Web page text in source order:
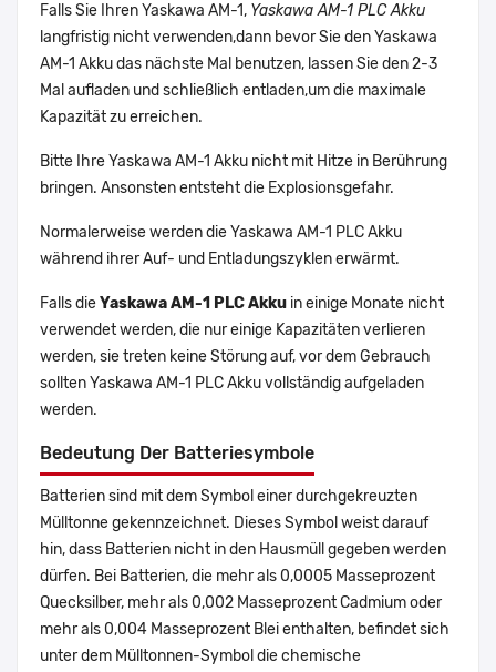
Falls Sie Ihren Yaskawa AM-1, Yaskawa AM-1 PLC Akku
langfristig nicht verwenden,dann bevor Sie den Yaskawa
AM-1 Akku das nächste Mal benutzen, lassen Sie den 2-3
Mal aufladen und schließlich entladen,um die maximale
Kapazität zu erreichen.
Bitte Ihre Yaskawa AM-1 Akku nicht mit Hitze in Berührung
bringen. Ansonsten entsteht die Explosionsgefahr.
Normalerweise werden die Yaskawa AM-1 PLC Akku
während ihrer Auf- und Entladungszyklen erwärmt.
Falls dieYaskawa AM-1 PLC Akku in einige Monate nicht
verwendet werden, die nur einige Kapazitäten verlieren
werden, sie treten keine Störung auf, vor dem Gebrauch
sollten Yaskawa AM-1 PLC Akku vollständig aufgeladen
werden.
Bedeutung Der Batteriesymbole
Batterien sind mit dem Symbol einer durchgekreuzten
Mülltonne gekennzeichnet. Dieses Symbol weist darauf
hin, dass Batterien nicht in den Hausmüll gegeben werden
dürfen. Bei Batterien, die mehr als 0,0005 Masseprozent
Quecksilber, mehr als 0,002 Masseprozent Cadmium oder
mehr als 0,004 Masseprozent Blei enthalten, befindet sich
unter dem Mülltonnen-Symbol die chemische